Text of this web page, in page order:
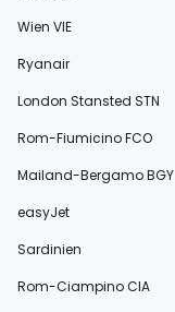
Wien VIE
Ryanair
London Stansted STN
Rom-Fiumicino FCO
Mailand-Bergamo BGY
easyJet
Sardinien
Rom-Ciampino CIA